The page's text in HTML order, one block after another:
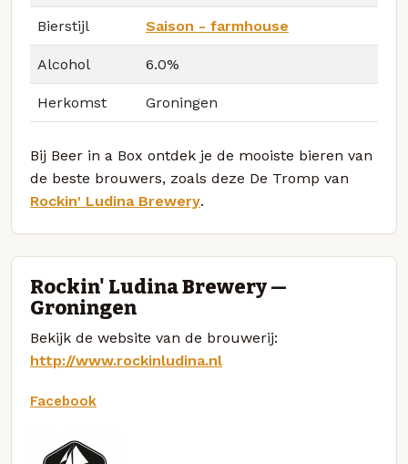
Bierstijl Saison - farmhouse
Alcohol 6.0%
Herkomst Groningen
Bij Beer in a Box ontdek je de mooiste bieren van
de beste brouwers, zoals deze De Tromp van
Rockin' Ludina Brewery.
Rockin' Ludina Brewery —
Groningen
Bekijk de website van de brouwerij:
http://www.rockinludina.nl
Facebook